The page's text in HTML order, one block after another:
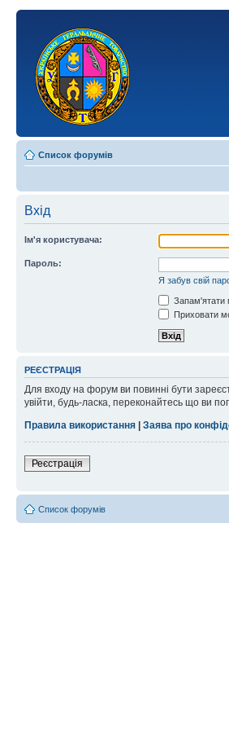
Список форумів
Вхід
Ім'я користувача:
Пароль:
Я забув свій
Запам'ятати
Приховати
РЕЄСТРАЦІЯ
Для входу на форум ви повинні бути
увійти, будь-ласка, переконайтесь що ви
Правила використання | Заява про
Реєстрація
Список форумів